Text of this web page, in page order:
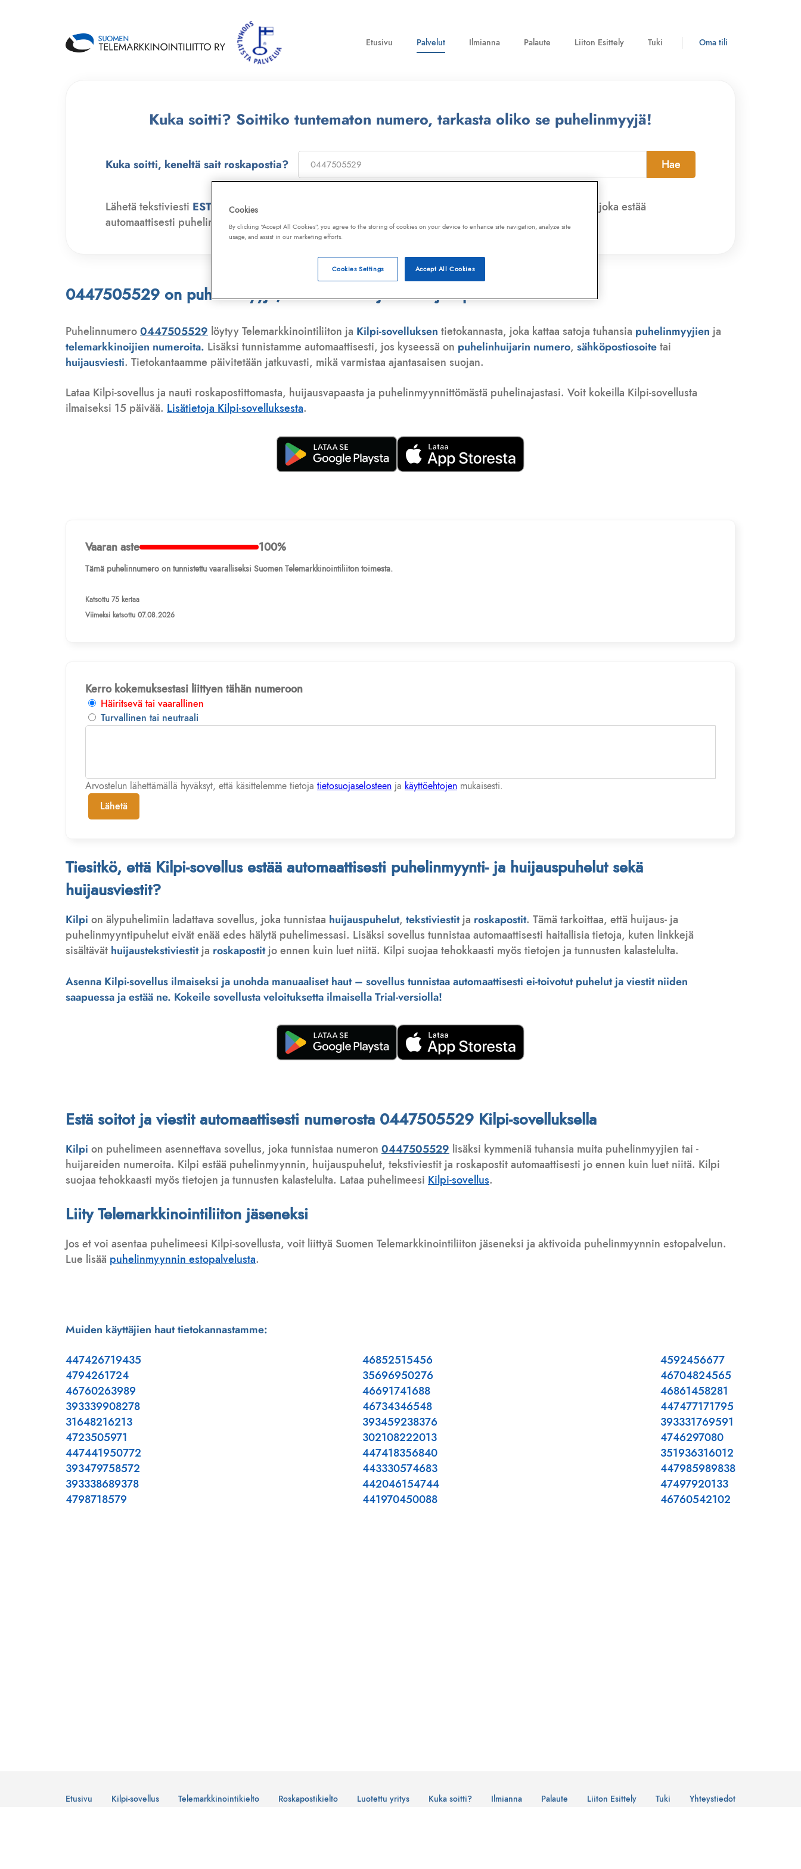
Etusivu Palvelut Ilmianna Palaute Liiton Esittely Tuki Oma tili
Kuka soitti? Soittiko tuntematon numero, tarkasta oliko se puhelinmyyjä!
Kuka soitti, keneltä sait roskapostia? Hae
Lähetä tekstiviesti ESTO numeroon
, niin saat laajan telemarkkinointikiellon ja Kilpi-sovelluksen, joka estää
automaattisesti puhelinmyyjien soitot, huijaussoitot, huijausviestit ja roskapostit.
0447505529 on puhelinmyyjä, telemarkkinoija tai huijauspuhelu
Puhelinnumero0447505529 löytyy Telemarkkinointiliiton ja Kilpi-sovelluksen tietokannasta, joka kattaa satoja tuhansia puhelinmyyjien ja
telemarkkinoijien numeroita. Lisäksi tunnistamme automaattisesti, jos kyseessä on puhelinhuijarin numero, sähköpostiosoitetai
huijausviesti. Tietokantaamme päivitetään jatkuvasti, mikä varmistaa ajantasaisen suojan.
Lataa Kilpi-sovellus ja nauti roskapostittomasta, huijausvapaasta ja puhelinmyynnittömästä puhelinajastasi. Voit kokeilla Kilpi-sovellusta
ilmaiseksi 15 päivää. Lisätietoja Kilpi-sovelluksesta.
Vaaran aste 100%
Tämä puhelinnumero on tunnistettu vaaralliseksi Suomen Telemarkkinointiliiton toimesta.
Katsottu 75 kertaa
Viimeksi katsottu 07.08.2026
Kerro kokemuksestasi liittyen tähän numeroon
Häiritsevä tai vaarallinen
Turvallinen tai neutraali
Arvostelun lähettämällä hyväksyt, että käsittelemme tietoja tietosuojaselosteen ja käyttöehtojen mukaisesti.
Lähetä
Tiesitkö, että Kilpi-sovellus estää automaattisesti puhelinmyynti- ja huijauspuhelut sekä
huijausviestit?
Kilpi on älypuhelimiin ladattava sovellus, joka tunnistaa huijauspuhelut, tekstiviestitja roskapostit. Tämä tarkoittaa, että huijaus- ja
puhelinmyyntipuhelut eivät enää edes hälytä puhelimessasi. Lisäksi sovellus tunnistaa automaattisesti haitallisia tietoja, kuten linkkejä
sisältävät huijaustekstiviestitja roskapostitjo ennen kuin luet niitä. Kilpi suojaa tehokkaasti myös tietojen ja tunnusten kalastelulta.
Asenna Kilpi-sovellus ilmaiseksi ja unohda manuaaliset haut – sovellus tunnistaa automaattisesti ei-toivotut puhelut ja viestit niiden
saapuessa ja estää ne. Kokeile sovellusta veloituksetta ilmaisella Trial-versiolla!
Estä soitot ja viestit automaattisesti numerosta 0447505529 Kilpi-sovelluksella
Kilpi on puhelimeen asennettava sovellus, joka tunnistaa numeron 0447505529 lisäksi kymmeniä tuhansia muita puhelinmyyjien tai -
huijareiden numeroita. Kilpi estää puhelinmyynnin, huijauspuhelut, tekstiviestit ja roskapostit automaattisesti jo ennen kuin luet niitä. Kilpi
suojaa tehokkaasti myös tietojen ja tunnusten kalastelulta. Lataa puhelimeesi Kilpi-sovellus.
Liity Telemarkkinointiliiton jäseneksi
Jos et voi asentaa puhelimeesi Kilpi-sovellusta, voit liittyä Suomen Telemarkkinointiliiton jäseneksi ja aktivoida puhelinmyynnin estopalvelun.
Lue lisää puhelinmyynnin estopalvelusta.
Muiden käyttäjien haut tietokannastamme:
447426719435
4794261724
46760263989
393339908278
31648216213
4723505971
447441950772
393479758572
393338689378
4798718579
46852515456
35696950276
46691741688
46734346548
393459238376
302108222013
447418356840
443330574683
442046154744
441970450088
4592456677
46704824565
46861458281
447477171795
393331769591
4746297080
351936316012
447985989838
47497920133
46760542102
Etusivu Kilpi-sovellus Telemarkkinointikielto Roskapostikielto Luotettu yritys Kuka soitti? Ilmianna Palaute Liiton Esittely Tuki
Yhteystiedot
Cookies
By clicking “Accept All Cookies”, you agree to the storing of cookies on your device to enhance site navigation, analyze site
usage, and assist in our marketing efforts.
Accept All Cookies
Cookies Settings